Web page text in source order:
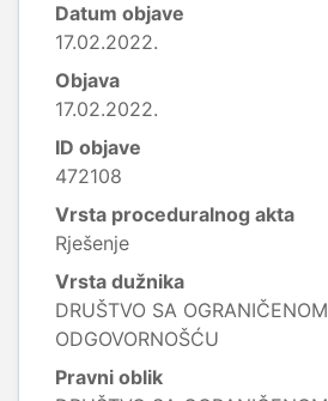
Datum objave
17.02.2022.
Objava
17.02.2022.
ID objave
472108
Vrsta proceduralnog akta
Rješenje
Vrsta dužnika
DRUŠTVO SA OGRANIČENOM
ODGOVORNOŠĆU
Pravni oblik